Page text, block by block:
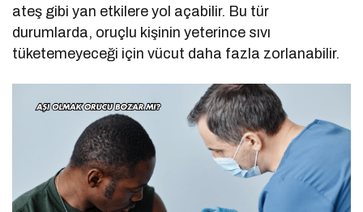
ateş gibi yan etkilere yol açabilir. Bu tür
durumlarda, oruçlu kişinin yeterince sıvı
tüketemeyeceği için vücut daha fazla zorlanabilir.